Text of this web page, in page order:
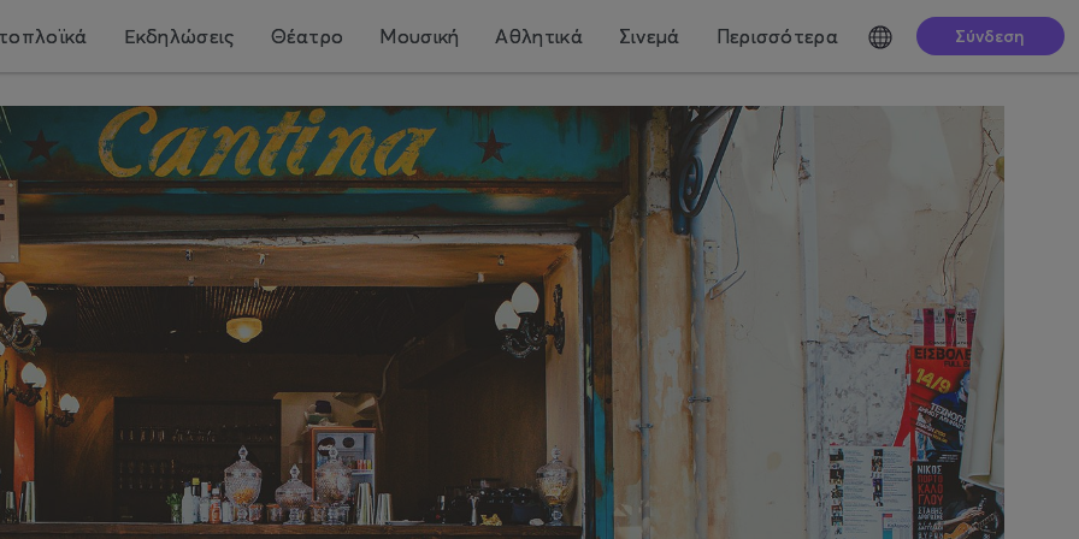
Εκδηλώσεις Θέατρο Μουσική Αθλητικά Σινεμά Περισσότερα Σύνδεση